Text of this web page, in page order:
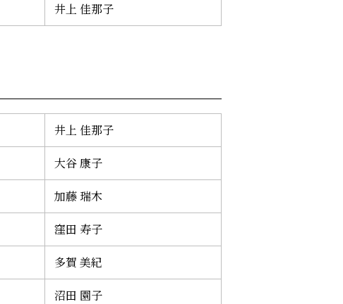
井上 佳那子
井上 佳那子
大谷 康子
加藤 瑞木
窪田 寿子
多賀 美紀
沼田 園子